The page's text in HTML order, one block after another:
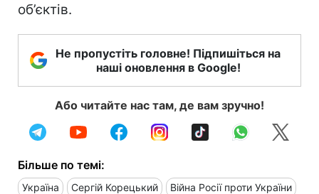
об’єктів.
Не пропустіть головне! Підпишіться на
наші оновлення в Google!
Або читайте нас там, де вам зручно!
Більше по темі:
Україна Сергій Корецький Війна Росії проти України